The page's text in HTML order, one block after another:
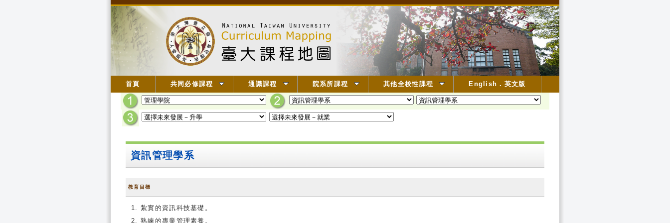
首頁 共同必修課程 通識課程 院系所課程 其他全校性課程 English．英文版
資訊管理學系
教育目標
紮實的資訊科技基礎。
熟練的專業管理素養。